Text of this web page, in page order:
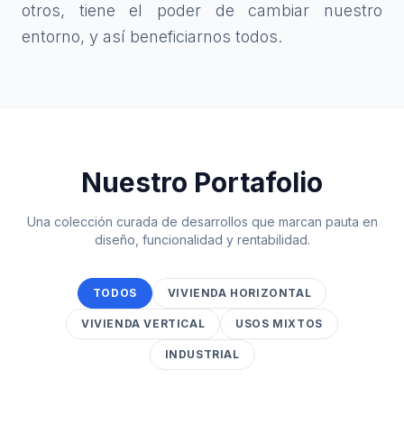
otros, tiene el poder de cambiar nuestro
entorno, y así beneficiarnos todos.
Nuestro Portafolio
Una colección curada de desarrollos que marcan pauta en
diseño, funcionalidad y rentabilidad.
TODOS VIVIENDA HORIZONTAL
VIVIENDA VERTICAL USOS MIXTOS
INDUSTRIAL